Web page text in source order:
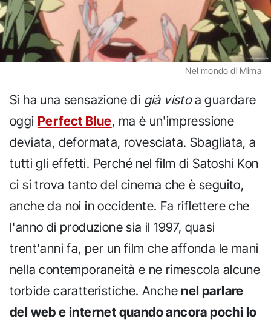
Nel mondo di Mima
Si ha una sensazione di già vistoa guardare
oggi Perfect Blue, ma è un'impressione
deviata, deformata, rovesciata. Sbagliata, a
tutti gli effetti. Perché nel film di Satoshi Kon
ci si trova tanto del cinema che è seguito,
anche da noi in occidente. Fa riflettere che
l'anno di produzione sia il 1997, quasi
trent'anni fa, per un film che affonda le mani
nella contemporaneità e ne rimescola alcune
torbide caratteristiche. Anche nel parlare
del web e internet quando ancora pochi lo